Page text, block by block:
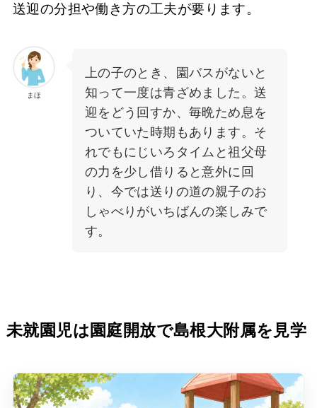
送迎の分担や働き方の工夫が要ります。
まほ
上の子のとき、園バスがないと
知って一度は青ざめました。送
迎をどう回すか、毎晩ため息を
ついていた時期もあります。そ
れでもにじいろタイムと祖父母
の力を少し借りると意外に回
り、今では送りの道の親子のお
しゃべりがいちばんの楽しみで
す。
未就園児は園庭開放で島根大附属を見学